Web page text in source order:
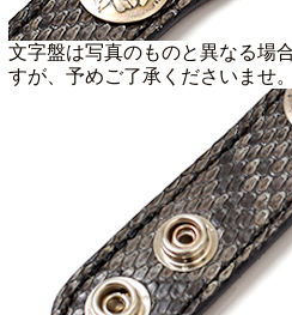
文字盤は写真のものと異なる場
すが、予めご了承くださいませ。